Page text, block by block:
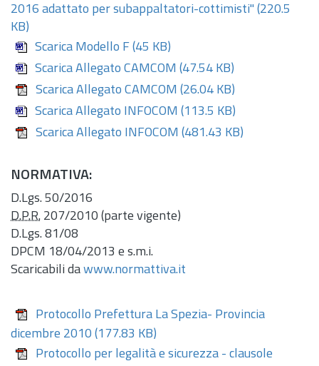
2016 adattato per subappaltatori-cottimisti" (220.5
KB)
Scarica Modello F (45 KB)
Scarica Allegato CAMCOM (47.54 KB)
Scarica Allegato CAMCOM (26.04 KB)
Scarica Allegato INFOCOM (113.5 KB)
Scarica Allegato INFOCOM (481.43 KB)
NORMATIVA:
D.Lgs. 50/2016
D.P.R. 207/2010 (parte vigente)
D.Lgs. 81/08
DPCM 18/04/2013 e s.m.i.
Scaricabili da www.normattiva.it
Protocollo Prefettura La Spezia- Provincia
dicembre 2010 (177.83 KB)
Protocollo per legalità e sicurezza - clausole